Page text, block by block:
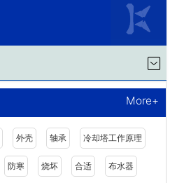
More+
外壳 轴承 冷却塔工作原理
防寒 烧坏 合适 布水器